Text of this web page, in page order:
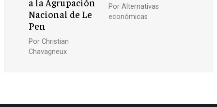
Nacional de Le
Pen
PorChristian
Chavagneux
Por Alternativas
económicas